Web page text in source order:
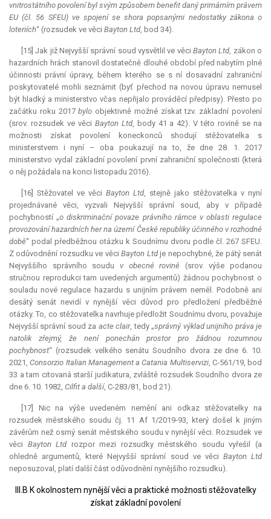
vnitrostátního povolení byl svým způsobem benefit daný primárním právem
EU (čl. 56 SFEU) ve spojení se shora popsanými nedostatky zákona o
loteriích“ (rozsudek ve věci Bayton Ltd, bod 34).
[15] Jak již Nejvyšší správní soud vysvětlil ve věci Bayton Ltd, zákon o
hazardních hrách stanovil dostatečně dlouhé období před nabytím plné
účinnosti právní úpravy, během kterého se s ní dosavadní zahraniční
poskytovatelé mohli seznámit (byť přechod na novou úpravu nemusel
být hladký a ministerstvo včas nepřijalo prováděcí předpisy). Přesto po
začátku roku 2017bylo objektivně možné získat tzv. základní povolení
(srov. rozsudek ve věci Bayton Ltd, body 41 a 42). V této rovině se na
možnosti získat povolení koneckonců shodují stěžovatelka s
ministerstvem i nyní – oba poukazují na to, že dne 28. 1. 2017
ministerstvo vydal základní povolení první zahraniční společnosti (která
o něj požádala na konci listopadu 2016).
[16] Stěžovatel ve věci Bayton Ltd, stejně jako stěžovatelka v nyní
projednávané věci, vyzvali Nejvyšší správní soud, aby v případě
pochybností „o diskriminační povaze právního rámce v oblasti regulace
provozování hazardních her na území České republiky účinného v rozhodné
době“ podal předběžnou otázku k Soudnímu dvoru podle čl. 267 SFEU.
Z odůvodnění rozsudku ve věciBayton Ltdje nepochybné, že pátý senát
Nejvyššího správního soudu v obecné rovině (srov. výše podanou
stručnou reprodukci tam uvedených argumentů) žádnou pochybnost o
souladu nové regulace hazardu s unijním právem neměl. Podobně ani
desátý senát nevidí v nynější věci důvod pro předložení předběžné
otázky. To, co stěžovatelka navrhuje předložit Soudnímu dvoru, považuje
Nejvyšší správní soud za acte clair, tedy „správný výklad unijního práva je
natolik zřejmý, že není ponechán prostor pro žádnou rozumnou
pochybnost“ (rozsudek velkého senátu Soudního dvora ze dne 6. 10.
2021,Consorzio Italian Management a Catania Multiservizi, C-561/19, bod
33 a tam citovaná starší judikatura, zvláště rozsudek Soudního dvora ze
dne 6. 10. 1982, Cilfit a další, C-283/81, bod 21).
[17] Nic na výše uvedeném nemění ani odkaz stěžovatelky na
rozsudek městského soudu čj. 11 Af 1/2019-93, který došel k jiným
závěrům než osmý senát městského soudu v nynější věci. Rozsudek ve
věci Bayton Ltd rozpor mezi rozsudky městského soudu vyřešil (a
ohledně argumentů, které Nejvyšší správní soud ve věci Bayton Ltd
neposuzoval, platí další část odůvodnění nynějšího rozsudku).
III.B K okolnostem nynější věci a praktické možnosti stěžovatelky
získat základní povolení